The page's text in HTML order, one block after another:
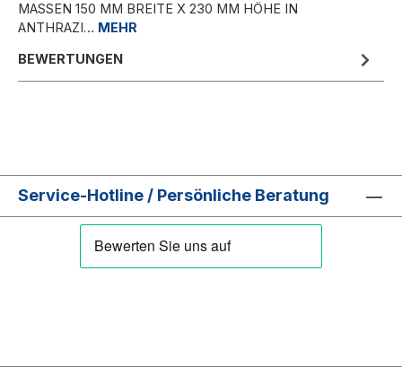
MASSEN 150 MM BREITE X 230 MM HÖHE IN A
NTHRAZI… MEHR
BEWERTUNGEN
Service-Hotline / Persönliche Beratung